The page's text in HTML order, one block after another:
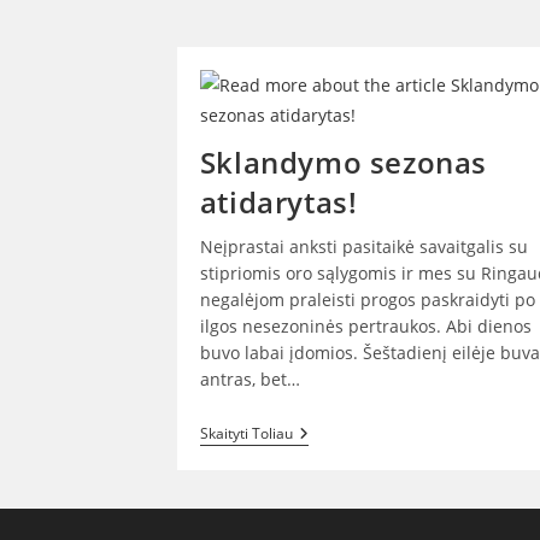
Sklandymo sezonas
atidarytas!
Neįprastai anksti pasitaikė savaitgalis su
stipriomis oro sąlygomis ir mes su
negalėjom praleisti progos paskraidyti po
ilgos nesezoninės pertraukos. Abi dienos
buvo labai įdomios. Šeštadienį eilėje
antras, bet…
Skaityti ToliauSklandymo
Sezonas